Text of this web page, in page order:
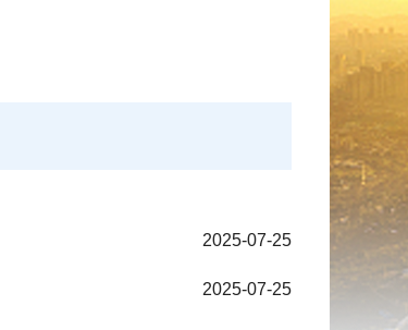
2025-07-25
2025-07-25